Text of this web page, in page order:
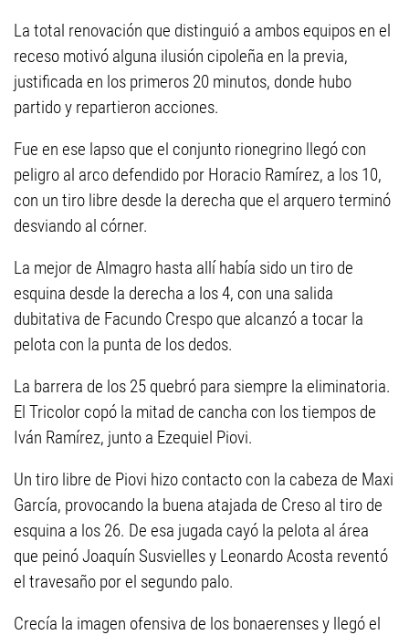
La total renovación que distinguió a ambos equipos en el
receso motivó alguna ilusión cipoleña en la previa,
justificada en los primeros 20 minutos, donde hubo
partido y repartieron acciones.
Fue en ese lapso que el conjunto rionegrino llegó con
peligro al arco defendido por Horacio Ramírez, a los 10,
con un tiro libre desde la derecha que el arquero terminó
desviando al córner.
La mejor de Almagro hasta allí había sido un tiro de
esquina desde la derecha a los 4, con una salida
dubitativa de Facundo Crespo que alcanzó a tocar la
pelota con la punta de los dedos.
La barrera de los 25 quebró para siempre la eliminatoria.
El Tricolor copó la mitad de cancha con los tiempos de
Iván Ramírez, junto a Ezequiel Piovi.
Un tiro libre de Piovi hizo contacto con la cabeza de Maxi
García, provocando la buena atajada de Creso al tiro de
esquina a los 26. De esa jugada cayó la pelota al área
que peinó Joaquín Susvielles y Leonardo Acosta reventó
el travesaño por el segundo palo.
Crecía la imagen ofensiva de los bonaerenses y llegó el